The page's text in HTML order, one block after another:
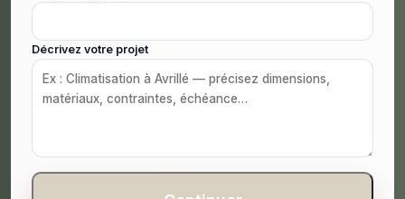
Décrivez votre projet